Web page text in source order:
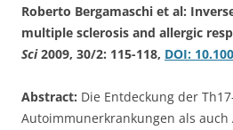
Roberto Bergamaschi et al:
multiple sclerosis and allergic
Sci2009, 30/2: 115-118, DOI:
Abstract: Die Entdeckung der
Autoimmunerkrankungen als